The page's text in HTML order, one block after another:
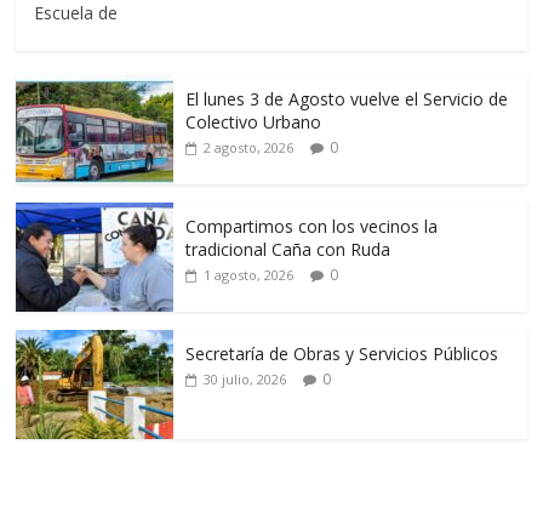
Escuela de
El lunes 3 de Agosto vuelve el Servicio de
Colectivo Urbano
2 agosto, 2026 0
Compartimos con los vecinos la
tradicional Caña con Ruda
1 agosto, 2026 0
Secretaría de Obras y Servicios Públicos
30 julio, 2026 0